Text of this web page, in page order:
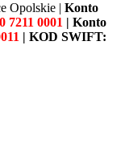
Opolskie | Konto
7211 0001 | Konto
| KOD SWIFT: